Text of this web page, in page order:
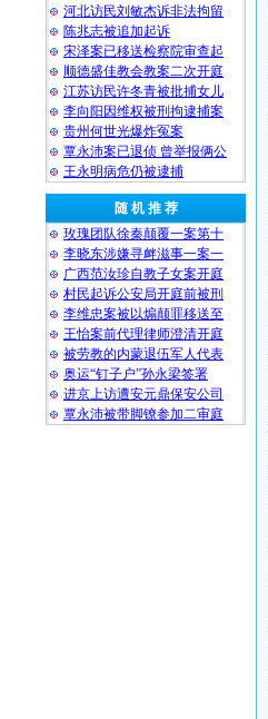
河北访民刘敏杰诉非法拘留
陈兆志被追加起诉
宋泽案已移送检察院审查起
顺德盛佳教会教案二次开庭
江苏访民许冬青被批捕女儿
李向阳因维权被刑拘逮捕案
贵州何世光爆炸冤案
覃永沛案已退侦 曾举报俩公
王永明病危仍被逮捕
随 机 推 荐
玫瑰团队徐秦颠覆一案第十
李晓东涉嫌寻衅滋事一案一
广西范汝珍自教子女案开庭
村民起诉公安局开庭前被刑
李维忠案被以煽颠罪移送至
王怡案前代理律师澄清开庭
被劳教的内蒙退伍军人代表
奥运“钉子户”孙永梁签署
进京上访遭安元鼎保安公司
覃永沛被带脚镣参加二审庭